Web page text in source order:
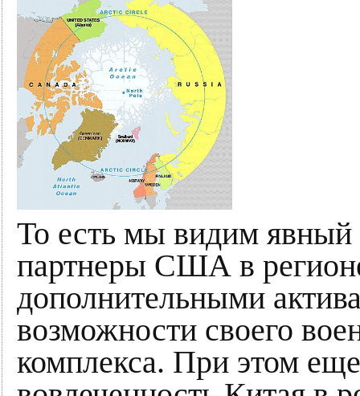
То есть мы видим
партнеры США в
дополнительными
возможности своего
комплекса. При этом